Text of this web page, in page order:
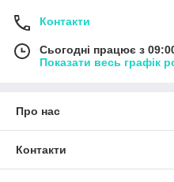
Контакти
Сьогодні працює з
Показати весь графік
Про нас
Контакти